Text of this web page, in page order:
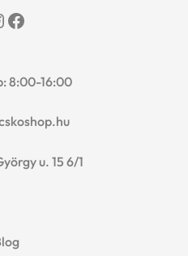
Facebook
8:00-16:00
u. 15 6/1